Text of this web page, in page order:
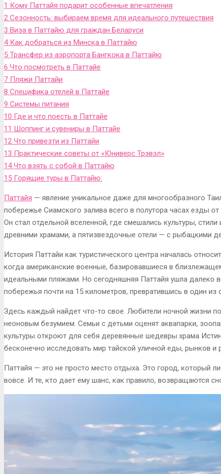
1 Кому Паттайя подарит особенные впечатления
2 Сезонность: выбираем время для идеального путешествия
3 Виза в Паттайю для граждан Беларуси
4 Как добраться из Минска в Паттайю
5 Трансфер из аэропорта Бангкока в Паттайю
6 Что посмотреть в Паттайе
7 Пляжи Паттайи
8 Специфика отелей в Паттайе
9 Системы питания
10 Где и что поесть в Паттайе
11 Шоппинг и сувениры в Паттайе
12 Что привезти из Паттайи
13 Практические советы от «Юниверс Трэвэл»
14 Что взять с собой в Паттайю
15 Горящие туры в Паттайю:
Паттайя — явление уникальное даже для многообразного
побережье Сиамского залива всего в полутора часах езды
Он стал отдельной вселенной, где смешались культуры,
древними храмами, а пятизвездочные отели — с рыбацкими
История Паттайи как туристического центра началась
когда американские военные, базировавшиеся в
идеальными пляжами. Но сегодняшняя Паттайя ушла далеко
побережья почти на 15 километров, превратившись в один
Здесь каждый найдет что-то свое. Любители ночной жизни
неоновым безумием. Семьи с детьми оценят аквапарки,
культуры откроют для себя деревянные шедевры храма
бесконечно исследовать мир тайской уличной еды, рынков и
Паттайя — это не просто место отдыха. Это город, который
вовсе. И те, кто дает ему шанс, как правило, возвращаются